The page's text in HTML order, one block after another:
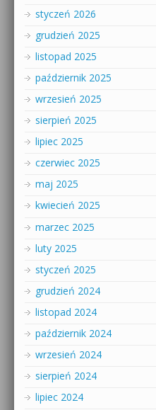
styczeń 2026
grudzień 2025
listopad 2025
październik 2025
wrzesień 2025
sierpień 2025
lipiec 2025
czerwiec 2025
maj 2025
kwiecień 2025
marzec 2025
luty 2025
styczeń 2025
grudzień 2024
listopad 2024
październik 2024
wrzesień 2024
sierpień 2024
lipiec 2024